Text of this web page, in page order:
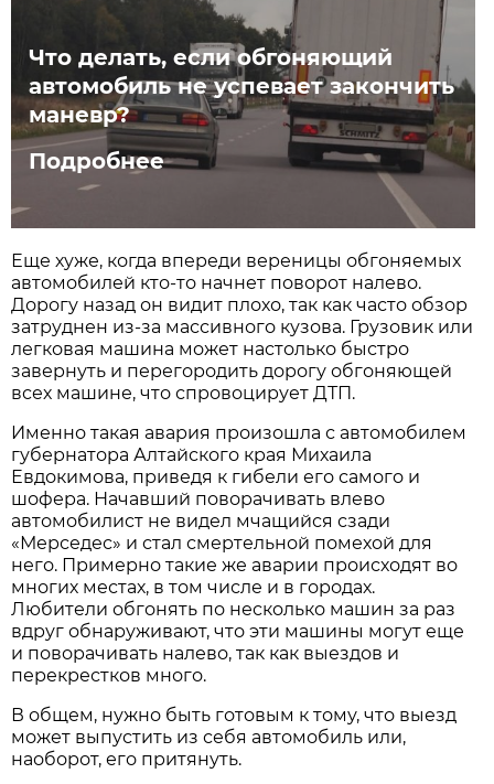
Что делать, если обгоняющий
автомобиль не успевает закончить
маневр?
Подробнее
Еще хуже, когда впереди вереницы обгоняемых
автомобилей кто-то начнет поворот налево.
Дорогу назад он видит плохо, так как часто обзор
затруднен из-за массивного кузова. Грузовик или
легковая машина может настолько быстро
завернуть и перегородить дорогу обгоняющей
всех машине, что спровоцирует ДТП.
Именно такая авария произошла с автомобилем
губернатора Алтайского края Михаила
Евдокимова, приведя к гибели его самого и
шофера. Начавший поворачивать влево
автомобилист не видел мчащийся сзади
«Мерседес» и стал смертельной помехой для
него. Примерно такие же аварии происходят во
многих местах, в том числе и в городах.
Любители обгонять по несколько машин за раз
вдруг обнаруживают, что эти машины могут еще
и поворачивать налево, так как выездов и
перекрестков много.
В общем, нужно быть готовым к тому, что выезд
может выпустить из себя автомобиль или,
наоборот, его притянуть.